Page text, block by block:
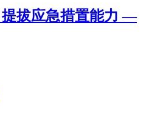
拔应急措置能力 —